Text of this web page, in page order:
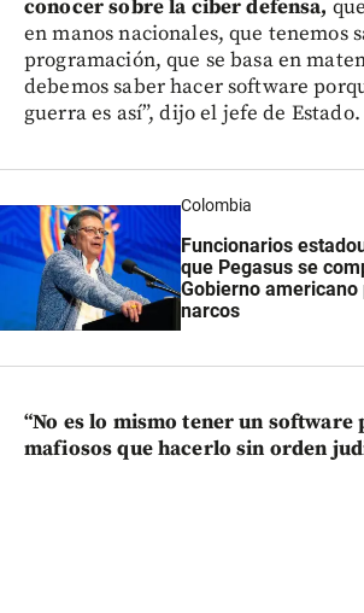
conocer sobre la ciber defensa,
en manos nacionales, que tenemos
programación, que se basa en
debemos saber hacer software
guerra es así”, dijo el jefe de Estado.
Colombia
Funcionarios
que Pegasus se
Gobierno
narcos
“No es lo mismo tener un software
mafiosos que hacerlo sin orden